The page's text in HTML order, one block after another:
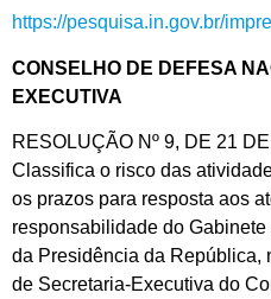
https://pesquisa.in.gov.br/
CONSELHO DE DEFESA
EXECUTIVA
RESOLUÇÃO Nº 9, DE 21
Classifica o risco das
os prazos para resposta aos
responsabilidade do
da Presidência da República,
de Secretaria-Executiva do